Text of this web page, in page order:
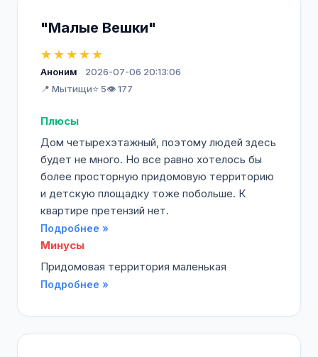
"Малые Вешки"
★★★★★
Аноним
2026-07-06 20:13:06
📍 Мытищи⭐ 5👁️ 177
Плюсы
Дом четырехэтажный, поэтому людей здесь
будет не много. Но все равно хотелось бы
более просторную придомовую территорию
и детскую площадку тоже побольше. К
квартире претензий нет.
Подробнее »
Минусы
Придомовая территория маленькая
Подробнее »